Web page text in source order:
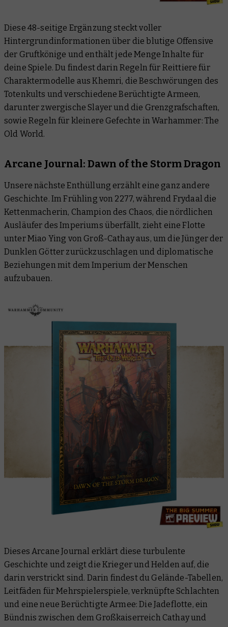
Diese 48-seitige Ergänzung steckt voller
Hintergrundinformationen über die blutige Offensive
der Gruftkönige und enthält jede Menge Inhalte für
deine Spiele. Du findest darin Regeln für Reittiere für
Charaktermodelle aus Khemri, die Beschwörungen des
Totenkults und verschiedene Berüchtigte Armeen,
darunter zwergische Slayer und die Grenzgrafschaften,
sowie Regeln für kleinere Gefechte in Warhammer: The
Old World.
Arcane Journal: Dawn of the Storm Dragon
Unsere nächste Enthüllung erzählt eine ganz andere
Geschichte. Im Frühling von 2277, während Frydaal die
Kettenmacherin, Champion des Chaos, die nördlichen
Ausläufer des Imperiums überfällt, zieht eine Flotte
unter Miao Ying von Groß-Cathay aus, um die Jünger der
Dunklen Götter zurückzuschlagen und diplomatische
Beziehungen mit dem Imperium der Menschen
aufzubauen.
Dieses Arcane Journal erklärt diese turbulente
Geschichte und zeigt die Krieger und Helden auf, die
darin verstrickt sind. Darin findest du Gelände-Tabellen,
Leitfäden für Mehrspielerspiele, verknüpfte Schlachten
und eine neue Berüchtigte Armee: Die Jadeflotte, ein
Bündnis zwischen dem Großkaiserreich Cathay und